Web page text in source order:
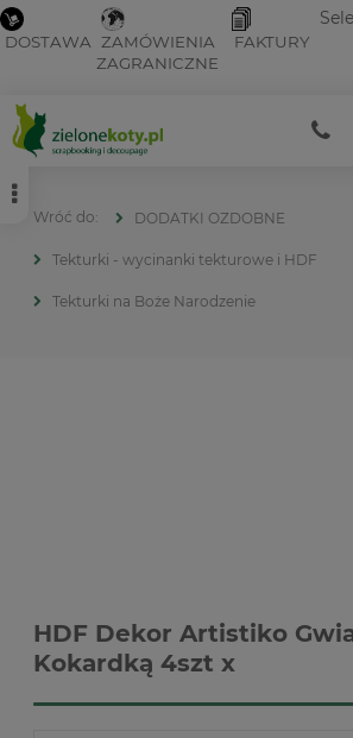
DOSTAWA ZAMÓWIENIA
ZAGRANICZNE
FAKTURY
DODATKI OZDOBNE
Tekturki - wycinanki tekturowe i HDF
Tekturki na Boże Narodzenie
HDF Dekor Artistiko
Kokardką 4szt x